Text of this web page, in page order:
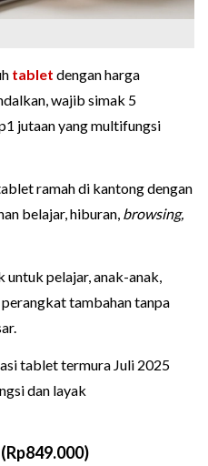
tablet dengan harga
wajib simak 5
jutaan yang multifungsi
ramah di kantong dengan
belajar, hiburan, browsing,
pelajar, anak-anak,
tambahan tanpa
tablet termura Juli 2025
dan layak